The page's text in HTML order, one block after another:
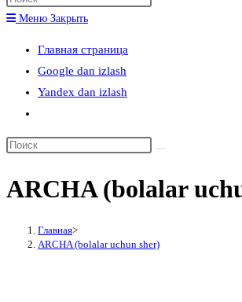
по
веб-
сайту
Меню Закрыть
Главная страница
Google dan izlash
Yandex dan izlash
по
сайту
Поиск
сайте
ARCHA (bolalar
Главная>
ARCHA (bolalar uchun sher)